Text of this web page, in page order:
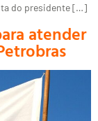
do presidente […]
atender